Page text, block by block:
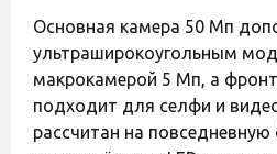
Оставить отзыв
Полиуретановая пленка
Cтекло-
Год выпуска
2026
Комплектация
Смартфон
Основная камера 50 Мп
ультраширокоугольным
макрокамерой 5 Мп, а
подходит для селфи и
рассчитан на